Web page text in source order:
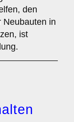
den
Neubauten in
ist